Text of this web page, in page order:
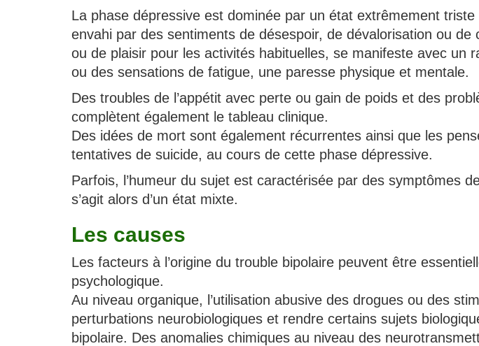
La phase dépressive est dominée par un état extrêmement
envahi par des sentiments de désespoir, de dévalorisation ou de
ou de plaisir pour les activités habituelles, se manifeste avec un
ou des sensations de fatigue, une paresse physique et mentale.
Des troubles de l’appétit avec perte ou gain de poids et des
complètent également le tableau clinique.
Des idées de mort sont également récurrentes ainsi que les
tentatives de suicide, au cours de cette phase dépressive.
Parfois, l’humeur du sujet est caractérisée par des symptômes
s’agit alors d’un état mixte.
Les causes
Les facteurs à l’origine du trouble bipolaire peuvent être
psychologique.
Au niveau organique, l’utilisation abusive des drogues ou des
perturbations neurobiologiques et rendre certains sujets
bipolaire. Des anomalies chimiques au niveau des